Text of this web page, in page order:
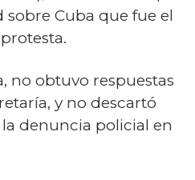
Cuba que fue el
no obtuvo respuestas
y no descartó
denuncia policial en